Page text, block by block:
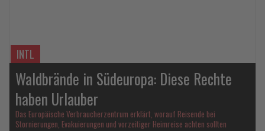
INTL
Waldbrände in Südeuropa: Diese Rechte
haben Urlauber
Das Europäische Verbraucherzentrum erklärt, worauf Reisende bei
Stornierungen, Evakuierungen und vorzeitiger Heimreise achten sollten